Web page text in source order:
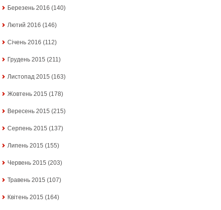
Березень 2016 (140)
Лютий 2016 (146)
Січень 2016 (112)
Грудень 2015 (211)
Листопад 2015 (163)
Жовтень 2015 (178)
Вересень 2015 (215)
Серпень 2015 (137)
Липень 2015 (155)
Червень 2015 (203)
Травень 2015 (107)
Квітень 2015 (164)